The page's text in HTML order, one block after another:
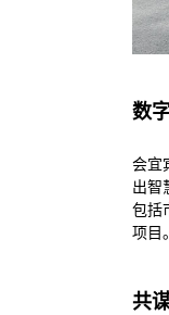
数
会宜
出智
包括
项目。
共